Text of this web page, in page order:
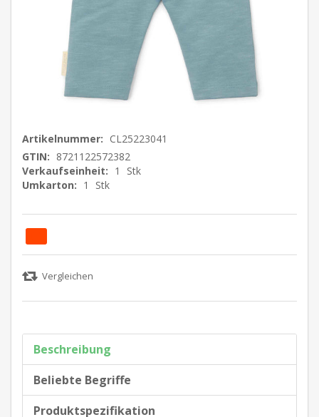
Artikelnummer: CL25223041
GTIN: 8721122572382
Verkaufseinheit: 1
Stk
Umkarton: 1 Stk
Beschreibung
Beliebte Begriffe
Produktspezifikation